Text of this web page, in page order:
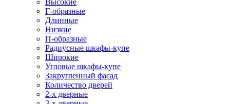
Высокие
Г-образные
Длинные
Низкие
П-образные
Радиусные шкафы-купе
Широкие
Угловые шкафы-купе
Закругленный фасад
Количество дверей
2-х дверные